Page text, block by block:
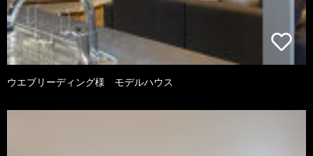
ウエブリーディング様 モデルハウス